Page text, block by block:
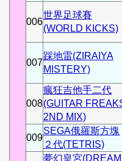
006
世界足球賽
(WORLD KICKS)
007
踩地雷(ZIRAIYA
MISTERY)
008
瘋狂吉他手二代
(GUITAR
2ND MIX)
009
SEGA俄羅斯方塊
２代(TETRIS)
夢幻皇宮(DREAM